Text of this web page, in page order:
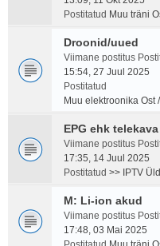
Postitatud Muu träni
Droonid/uued
Viimane postitus
15:54, 27 Juul 2025
Postitatud
Muu elektroonika Ost
EPG ehk telekava
Viimane postitus
17:35, 14 Juul 2025
Postitatud >> IPTV
M: Li-ion akud
Viimane postitus
17:48, 03 Mai 2025